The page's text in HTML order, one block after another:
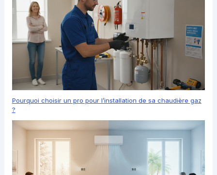
Pourquoi choisir un pro pour l’installation de sa chaudière gaz
?